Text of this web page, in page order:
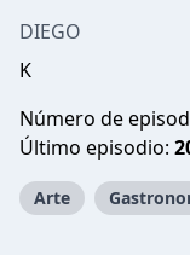
DIEGO
K
Número de
Último episodio:
Arte